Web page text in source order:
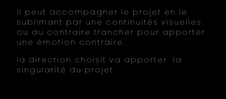
Il peut accompagner le projet en le
sublimant par une continuités visuelles
ou au contraire trancher pour apporter
une émotion contraire.
la direction choisit va apporter la
singularité du projet.